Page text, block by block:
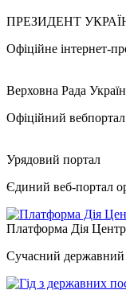
ПРЕЗИДЕНТ
Офіційне інтернет-
Верховна Рада
Офіційний
Урядовий портал
Єдиний веб-портал
Платформа Дія
Сучасний державний